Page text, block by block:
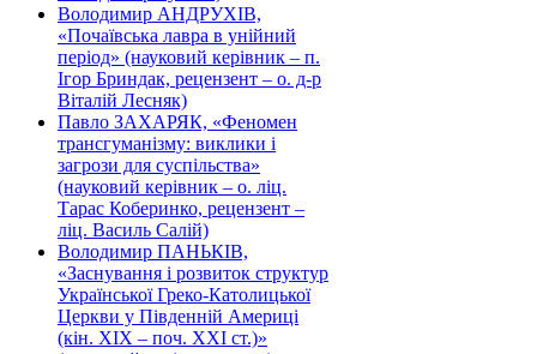
Володимир АНДРУХІВ,
«Почаївська лавра в унійний
період» (науковий керівник – п.
Ігор Бриндак, рецензент – о. д-р
Віталій Лесняк)
Павло ЗАХАРЯК, «Феномен
трансгуманізму: виклики і
загрози для суспільства»
(науковий керівник – о. ліц.
Тарас Коберинко, рецензент –
ліц. Василь Салій)
Володимир ПАНЬКІВ,
«Заснування і розвиток структур
Української Греко-Католицької
Церкви у Південній Америці
(кін. ХІХ – поч. ХХІ ст.)»